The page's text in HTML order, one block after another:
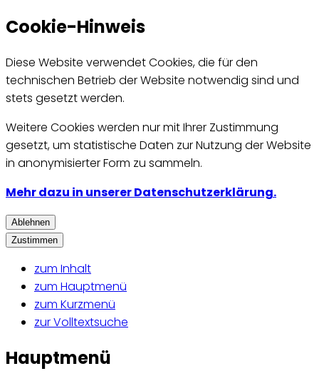
Cookie-Hinweis
Diese Website verwendet Cookies, die für den
technischen Betrieb der Website notwendig sind und
stets gesetzt werden.
Weitere Cookies werden nur mit Ihrer Zustimmung
gesetzt, um statistische Daten zur Nutzung der Website
in anonymisierter Form zu sammeln.
Mehr dazu in unserer Datenschutzerklärung.
Ablehnen
Zustimmen
zum Inhalt
zum Hauptmenü
zum Kurzmenü
zur Volltextsuche
Hauptmenü